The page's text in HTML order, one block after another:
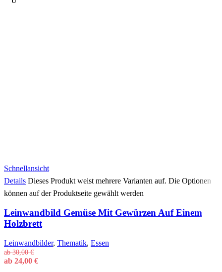
Schnellansicht
Details Dieses Produkt weist mehrere Varianten auf. Die Optionen
können auf der Produktseite gewählt werden
Leinwandbild Gemüse Mit Gewürzen Auf Einem
Holzbrett
Leinwandbilder, Thematik, Essen
ab30,00€
ab 24,00 €